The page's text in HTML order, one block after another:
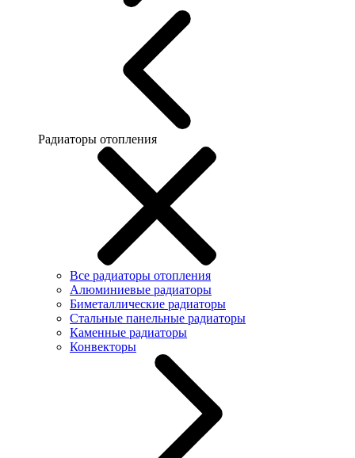
Радиаторы отопления
Все радиаторы отопления
Алюминиевые радиаторы
Биметаллические радиаторы
Стальные панельные радиаторы
Каменные радиаторы
Конвекторы